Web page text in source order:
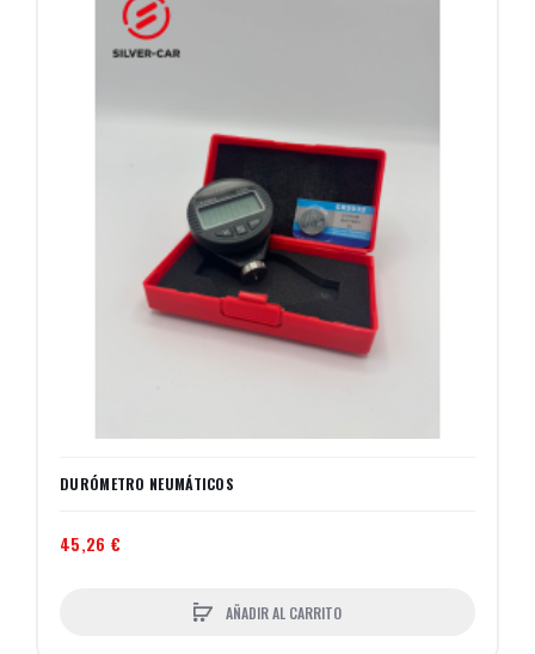
DURÓMETRO NEUMÁTICOS
45,26 €
AÑADIR AL CARRITO